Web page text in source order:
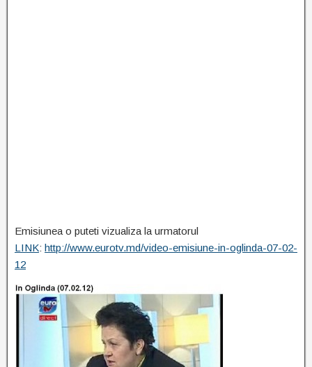
Emisiunea o puteti vizualiza la urmatorul
LINK: http://www.eurotv.md/video-emisiune-in-oglinda-07-02-
12